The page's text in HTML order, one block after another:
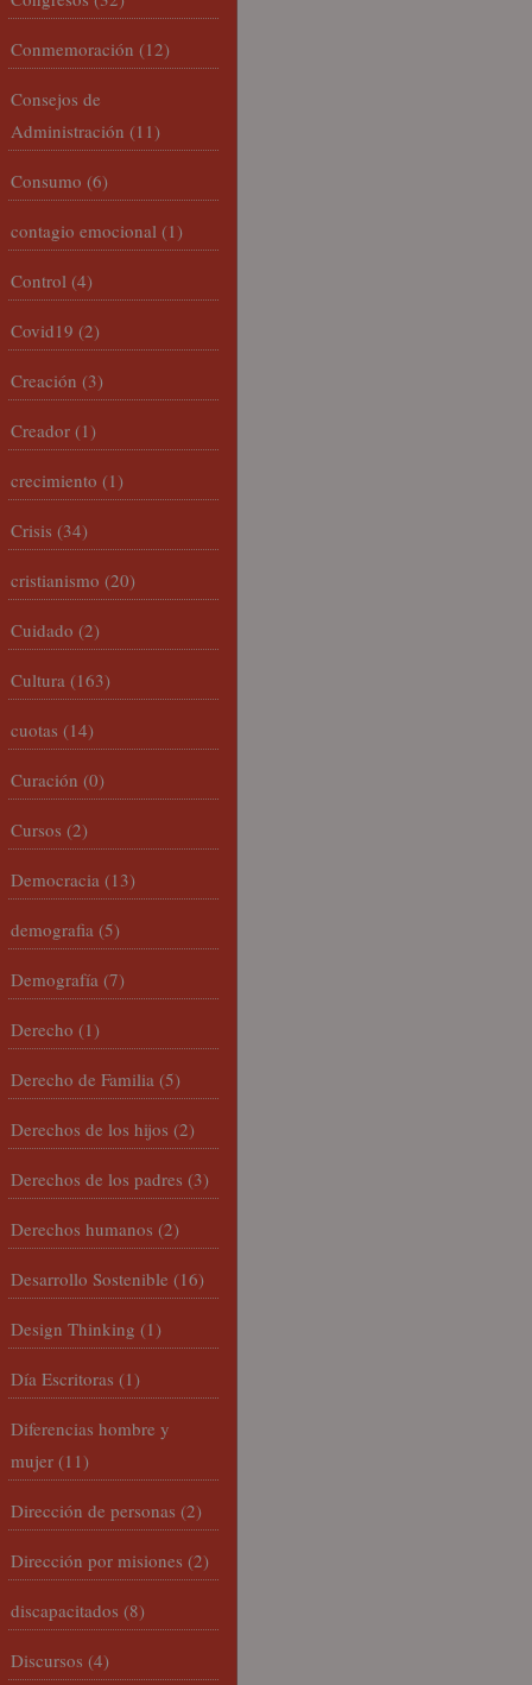
Conmemoración (12)
Consejos de
Administración (11)
Consumo (6)
contagio emocional (1)
Control (4)
Covid19 (2)
Creación (3)
Creador (1)
crecimiento (1)
Crisis (34)
cristianismo (20)
Cuidado (2)
Cultura (163)
cuotas (14)
Curación (0)
Cursos (2)
Democracia (13)
demografia (5)
Demografía (7)
Derecho (1)
Derecho de Familia (5)
Derechos de los hijos (2)
Derechos de los padres (3)
Derechos humanos (2)
Desarrollo Sostenible (16)
Design Thinking (1)
Día Escritoras (1)
Diferencias hombre y
mujer (11)
Dirección de personas (2)
Dirección por misiones (2)
discapacitados (8)
Discursos (4)